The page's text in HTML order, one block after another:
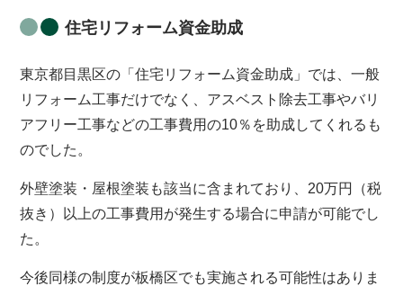
住宅リフォーム資金助成
東京都目黒区の「住宅リフォーム資金助成」では、一般
リフォーム工事だけでなく、アスベスト除去工事やバリ
アフリー工事などの工事費用の10％を助成してくれるも
のでした。
外壁塗装・屋根塗装も該当に含まれており、 20万円（税
抜き）以上の工事費用が発生する場合に申請が可能でし
た。
今後同様の制度が板橋区でも実施される可能性はありま